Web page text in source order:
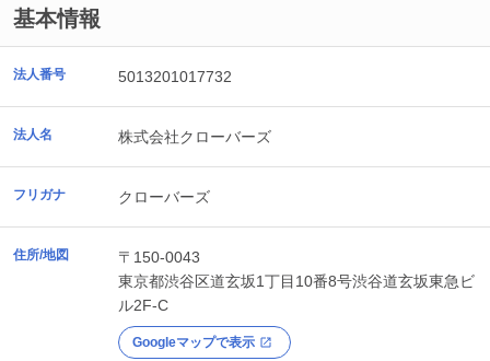
基本情報
法人番号 5013201017732
法人名 株式会社クローバーズ
フリガナ クローバーズ
住所/地図
〒150-0043
東京都渋谷区道玄坂1丁目10番8号渋谷道玄坂東急ビ
ル2F-C
Googleマップで表示